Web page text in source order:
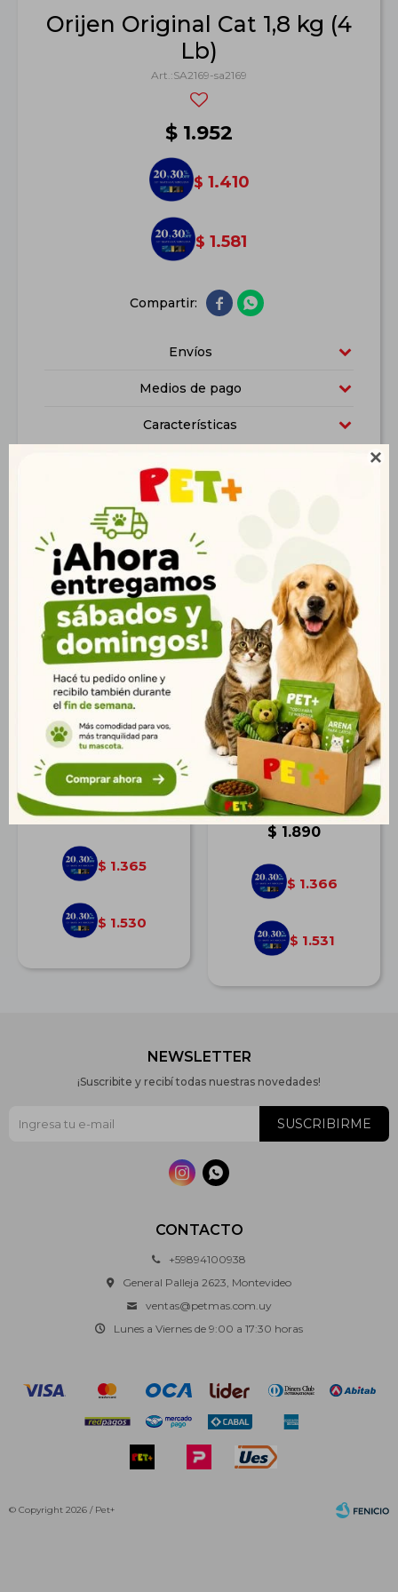

Orijen Original Cat 1,8 kg (4
Lb)
SA2169-sa2169
$ 1.952
$ 1.410
$ 1.581
 
Envíos
Medios de pago
Características
Productos que te pueden interesar
Vetlife Can Hepatic 2
Kg
$ 1.889
$ 1.365
$ 1.530
Gran Plus Perro Senior
Mini Pollo y Arroz 10,1
kg
$ 1.890
$ 1.366
$ 1.531
CONTACTO
+59894100938
General Palleja 2623, Montevideo
ventas@petmas.com.uy
Lunes a Viernes de 9:00 a 17:30 horas
NEWSLETTER
¡Suscribite y recibí todas nuestras novedades!
SUSCRIBIRME
 
© Copyright 2026 / Pet+